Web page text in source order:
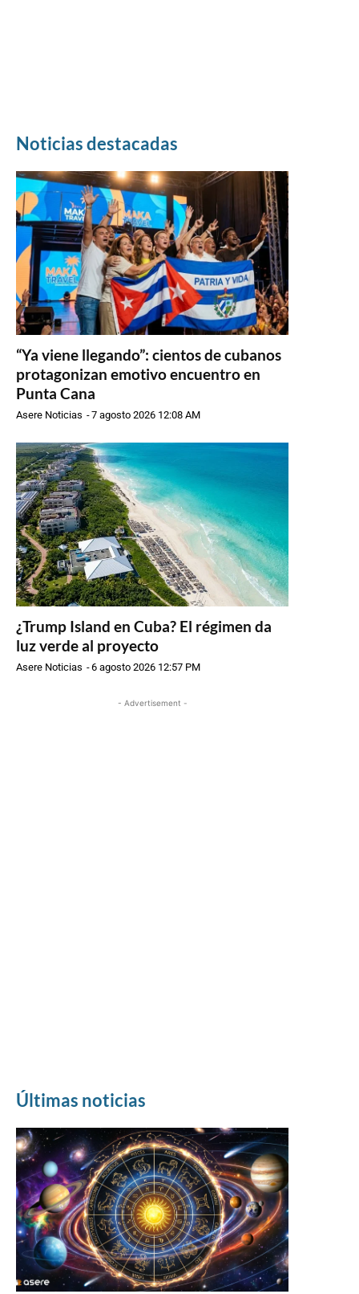
Noticias destacadas
“Ya viene llegando”: cientos de cubanos
protagonizan emotivo encuentro en
Punta Cana
Asere Noticias -7 agosto 2026 12:08 AM
¿Trump Island en Cuba? El régimen da
luz verde al proyecto
Asere Noticias -6 agosto 2026 12:57 PM
- Advertisement -
Últimas noticias